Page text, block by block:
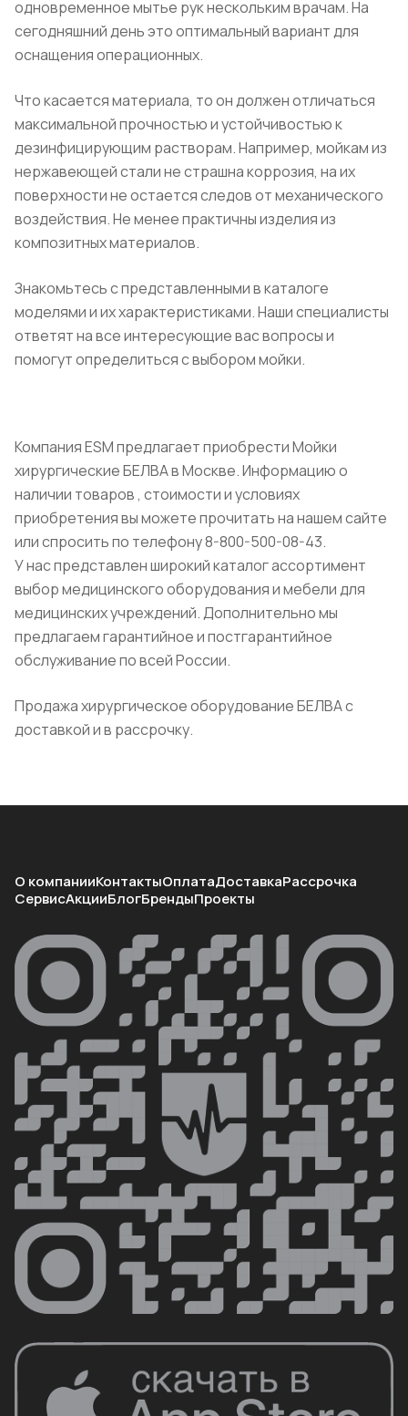
одновременное мытье рук нескольким врачам. На
сегодняшний день это оптимальный вариант для
оснащения операционных.
Что касается материала, то он должен отличаться
максимальной прочностью и устойчивостью к
дезинфицирующим растворам. Например, мойкам из
нержавеющей стали не страшна коррозия, на их
поверхности не остается следов от механического
воздействия. Не менее практичны изделия из
композитных материалов.
Знакомьтесь с представленными в каталоге
моделями и их характеристиками. Наши специалисты
ответят на все интересующие вас вопросы и
помогут определиться с выбором мойки.
Компания ESM предлагает приобрести Мойки
хирургические БЕЛВА в Москве. Информацию о
наличии товаров , стоимости и условиях
приобретения вы можете прочитать на нашем сайте
или спросить по телефону 8-800-500-08-43.
У нас представлен широкий каталог ассортимент
выбор медицинского оборудования и мебели для
медицинских учреждений. Дополнительно мы
предлагаем гарантийное и постгарантийное
обслуживание по всей России.
Продажа хирургическое оборудование БЕЛВА с
доставкой и в рассрочку.
О компанииКонтактыОплатаДоставкаРассрочка
СервисАкцииБлогБрендыПроекты